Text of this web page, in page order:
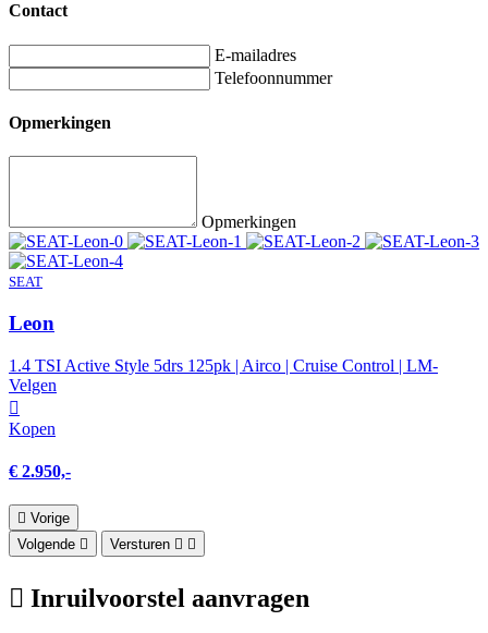
Contact
E-mailadres
Telefoonnummer
Opmerkingen
Opmerkingen
SEAT
Leon
1.4 TSI Active Style 5drs 125pk | Airco | Cruise Control | LM-
Velgen
Kopen
€ 2.950,-
Vorige
Volgende
Versturen
Inruilvoorstel aanvragen